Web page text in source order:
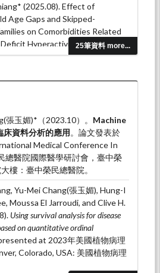
25筆資料 more...
(2025.08). Effect of
Age Gaps and Skipped-
on Comorbidities Related
Hyperactivity Disorder: A
Case–Control
、陳韻玹、張玉媚
動態季節灰模型之延伸/The
of the Chinese Statistical
63（2），111-131。
Hua Chen, Yu-Mei Chang(張玉
(2025.03). Examining
Testing.中國統計學報/Journal of
Association, 63(1), 36-53.
張玉媚)*, Pao-Sheng Shen(沈葆
Ho (2025.02). Bayesian phase II
by jointly modeling
as time-to-event
張玉媚)*（2023.10）。 Machine
床資料分析的應用。論文發表於
Medical Conference In
總醫院國際醫學研討會，臺中榮
樓：臺中榮民總醫院。
Yu-Mei Chang(張玉媚), Hung-I
Moussa El Jarroudi, and Clive H.
Using survival analysis for disease
on quantitative ordinal
at 2023年美國植物病理
Colorado, USA: 美國植物病理